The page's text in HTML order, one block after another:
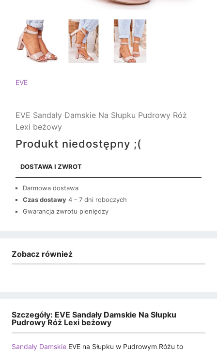
EVE
EVE Sandały Damskie Na Słupku Pudrowy Róż
Lexi beżowy
Produkt niedostępny ;(
DOSTAWA I ZWROT
Darmowa dostawa
Czas dostawy 4 - 7 dni roboczych
Gwarancja zwrotu pieniędzy
Zobacz również
Szczegóły: EVE Sandały Damskie Na Słupku
Pudrowy Róż Lexi beżowy
Sandały Damskie EVE na Słupku w Pudrowym Różu to